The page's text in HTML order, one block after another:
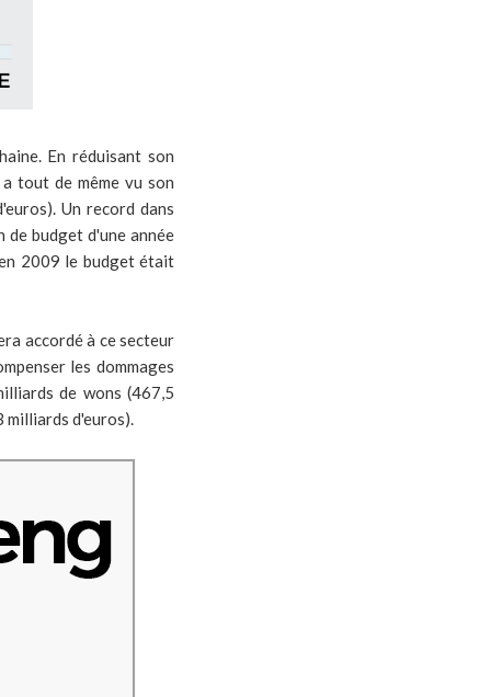
En réduisant son
tout de même vu son
Un record dans
budget d'une année
2009 le budget était
accordé à ce secteur
les dommages
de wons (467,5
d'euros).